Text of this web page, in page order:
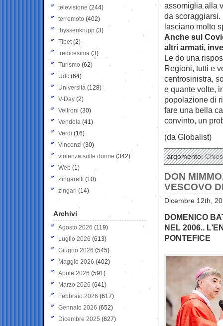
assomiglia alla
da
lasciano molto
Anche sul
altri armati,
Le do una
Regioni, tutti e
centrosinistra,
e quante volte,
popolazione di
fare una bella
convinto, un
(da Globalist)
argomento:
DON
VESCOVO
Dicembre 12th,
DOMENICO
NEL 2006..
PONTEFICE
televisione(244)
terremoto (402)
thyssenkrupp (3)
Tibet(2)
tredicesima (3)
Turismo (62)
Udc (64)
Università (128)
V-Day (2)
Veltroni (30)
Vendola (41)
Verdi (16)
Vincenzi (30)
violenza sulle donne (342)
Web (1)
Zingaretti (10)
zingari (14)
Archivi
Agosto 2026 (119)
Luglio 2026 (613)
Giugno 2026 (545)
Maggio 2026 (402)
Aprile 2026 (591)
Marzo 2026 (641)
Febbraio 2026 (617)
Gennaio 2026 (652)
Dicembre 2025 (627)